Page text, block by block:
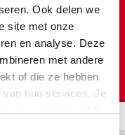
Ook delen we
site met onze
en analyse. Deze
met andere
of die ze hebben
hun services. Je
uit naar
we